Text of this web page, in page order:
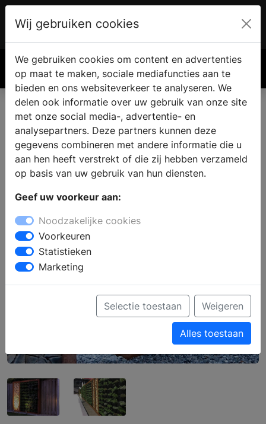
€ 0.00
Wij gebruiken cookies
We gebruiken cookies om content en advertenties
op maat te maken, sociale mediafuncties aan te
bieden en ons websiteverkeer te analyseren. We
delen ook informatie over uw gebruik van onze site
met onze social media-, advertentie- en
analysepartners. Deze partners kunnen deze
gegevens combineren met andere informatie die u
aan hen heeft verstrekt of die zij hebben verzameld
op basis van uw gebruik van hun diensten.
Geef uw voorkeur aan:
Noodzakelijke cookies
Voorkeuren
Statistieken
Marketing
Selectie toestaan Weigeren
Alles toestaan